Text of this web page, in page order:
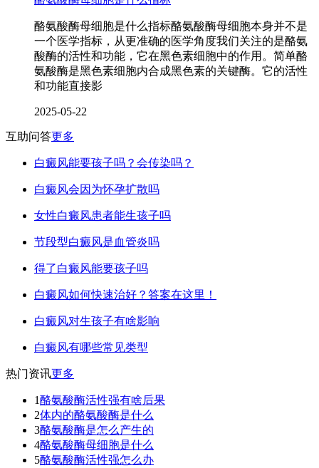
酪氨酸酶母细胞是什么指标酪氨酸酶母细胞本身并不是
一个医学指标，从更准确的医学角度我们关注的是酪氨
酸酶的活性和功能，它在黑色素细胞中的作用。简单酪
氨酸酶是黑色素细胞内合成黑色素的关键酶。它的活性
和功能直接影
2025-05-22
互助问答更多
白癜风能要孩子吗？会传染吗？
白癜风会因为怀孕扩散吗
女性白癜风患者能生孩子吗
节段型白癜风是血管炎吗
得了白癜风能要孩子吗
白癜风如何快速治好？答案在这里！
白癜风对生孩子有啥影响
白癜风有哪些常见类型
热门资讯更多
1酪氨酸酶活性强有啥后果
2体内的酪氨酸酶是什么
3酪氨酸酶是怎么产生的
4酪氨酸酶母细胞是什么
5酪氨酸酶活性强怎么办